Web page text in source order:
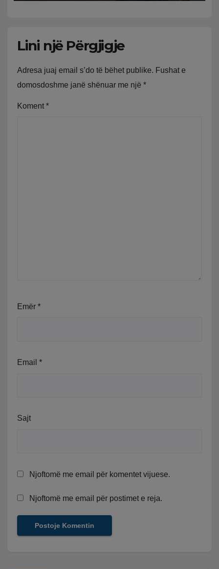
Lini një Përgjigje
Adresa juaj email s’do të bëhet publike. Fushat e
domosdoshme janë shënuar me një *
Koment *
Emër *
Email *
Sajt
Njoftomë me email për komentet vijuese.
Njoftomë me email për postimet e reja.